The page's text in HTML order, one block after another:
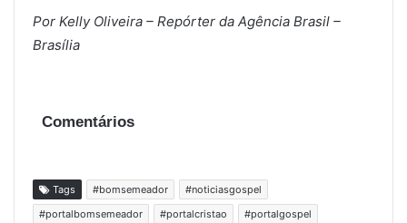
Por Kelly Oliveira – Repórter da Agência Brasil –
Brasília
Comentários
Tags #bomsemeador
#noticiasgospel
#portalbomsemeador
#portalcristao #portalgospel